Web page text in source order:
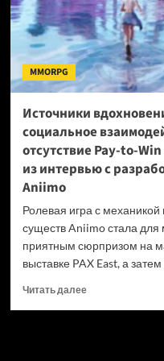
MMORPG
Источники
социальное
отсутствие Pay-to-
из интервью с
Aniimo
Ролевая игра с механикой
существ Aniimo стала для
приятным сюрпризом на
выставке PAX East, а затем
Читать далееПрочитать